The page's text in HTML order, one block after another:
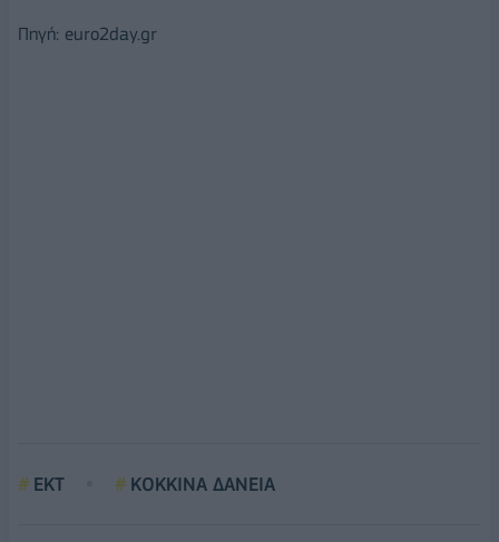
Πηγή: euro2day.gr
ΕΚΤ ΚΟΚΚΙΝΑ ΔΑΝΕΙΑ